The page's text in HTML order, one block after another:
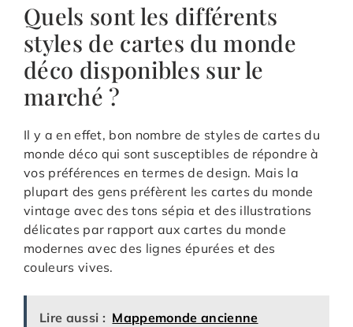
Quels sont les différents
styles de cartes du monde
déco disponibles sur le
marché ?
Il y a en effet, bon nombre de styles de cartes du
monde déco qui sont susceptibles de répondre à
vos préférences en termes de design. Mais la
plupart des gens préfèrent les cartes du monde
vintage avec des tons sépia et des illustrations
délicates par rapport aux cartes du monde
modernes avec des lignes épurées et des
couleurs vives.
Lire aussi : Mappemonde ancienne